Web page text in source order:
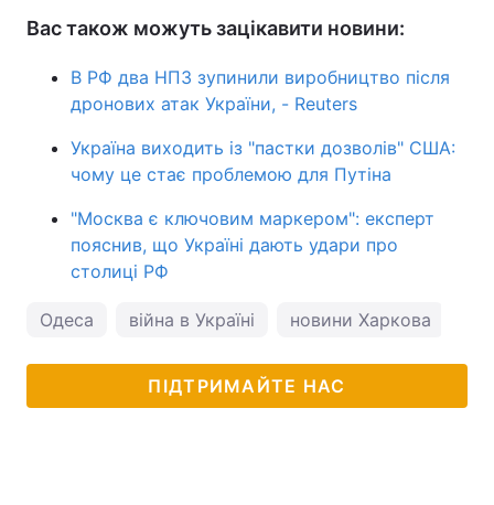
Вас також можуть зацікавити новини:
В РФ два НПЗ зупинили виробництво після
дронових атак України, - Reuters
Україна виходить із "пастки дозволів" США:
чому це стає проблемою для Путіна
"Москва є ключовим маркером": експерт
пояснив, що Україні дають удари про
столиці РФ
Одеса війна в Україні новини Харкова
ПІДТРИМАЙТЕ НАС